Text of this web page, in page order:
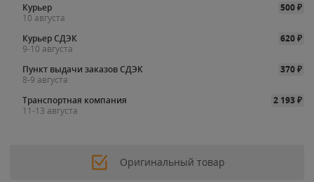
Курьер 500₽
10 августа
Курьер СДЭК
620₽
9-10 августа
Пункт выдачи заказов СДЭК
370₽
8-9 августа
Транспортная компания
2 193₽
11-13 августа
Оригинальный товар